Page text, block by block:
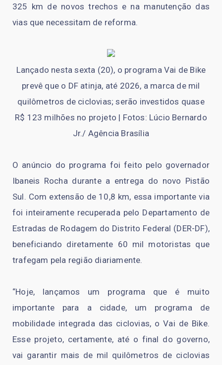
325 km de novos trechos e na manutenção das
vias que necessitam de reforma.
Lançado nesta sexta (20), o programa Vai de Bike
prevê que o DF atinja, até 2026, a marca de mil
quilômetros de ciclovias; serão investidos quase
R$ 123 milhões no projeto | Fotos: Lúcio Bernardo
Jr./ Agência Brasília
O anúncio do programa foi feito pelo governador
Ibaneis Rocha durante a entrega do novo Pistão
Sul. Com extensão de 10,8 km, essa importante via
foi inteiramente recuperada pelo Departamento de
Estradas de Rodagem do Distrito Federal (DER-DF),
beneficiando diretamente 60 mil motoristas que
trafegam pela região diariamente.
“Hoje, lançamos um programa que é muito
importante para a cidade, um programa de
mobilidade integrada das ciclovias, o Vai de Bike.
Esse projeto, certamente, até o final do governo,
vai garantir mais de mil quilômetros de ciclovias